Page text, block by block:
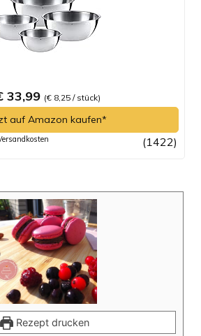
33,99 (€ 8,25 / stück)
auf Amazon kaufen*
(1422)
Rezept drucken